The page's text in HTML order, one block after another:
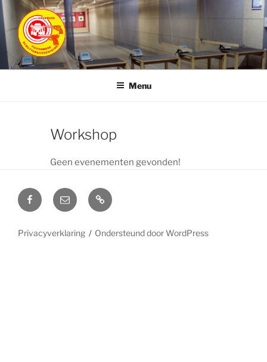
Ga
naar
de
inhoud
ARKEBUZE
Vilvoordse Schuttersvereniging
Menu
Workshop
Geen evenementen gevonden!
Facebook
Arkebuze
E-
mail
Privacyverklaring
Privacyverklaring Ondersteund door WordPress